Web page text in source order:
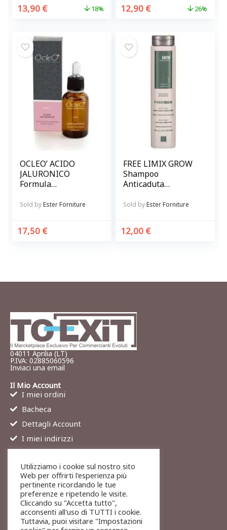
13,90 € 18% 12,90 € 26%
OCLEO’ ACIDO
JALURONICO
Formula
p.p.m.
Sold byEster Forniture
17,50 €
FREE LIMIX GROW
Shampoo
Anticaduta
capelli
Sold byEster Forniture
12,00 €
04011 Aprilia (LT)
P.IVA: 02885060596
Inviaci una email
Il Mio Account
I miei ordini
Bacheca
Dettagli Account
I miei indirizzi
Chi siamo
Services
Blog
Contatti
Utilizziamo i cookie sul nostro sito
Web per offrirti l'esperienza più
pertinente ricordando le tue
preferenze e ripetendo le visite.
Cliccando su "Accetta tutto",
acconsenti all'uso di TUTTI i cookie.
Tuttavia, puoi visitare "Impostazioni